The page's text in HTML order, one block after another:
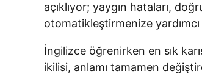
açıklıyor; yaygın hataları,
otomatikleştirmenize yardımcı
İngilizce öğrenirken en sık
ikilisi, anlamı tamamen